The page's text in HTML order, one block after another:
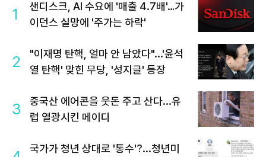
1
샌디스크, AI 수요에 '매출 4.7배'…가
이던스 실망에 '주가는 하락'
2
"이재명 탄핵, 얼마 안 남았다"...'윤석
열 탄핵' 맞힌 무당, '성지글' 등장
3
중국산 에어콘을 웃돈 주고 산다...유
럽 열광시킨 메이디
국가가 청년 상대로 '통수'?...청년미